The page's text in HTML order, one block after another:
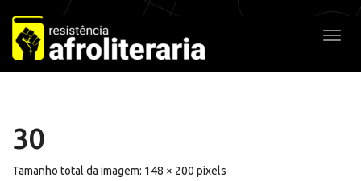
Pular
para
o
conteúdo
30
Tamanho total da imagem: 148 × 200 pixels